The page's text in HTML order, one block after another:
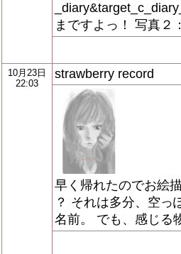
まですよっ！ 写真２
10月23日
22:03
strawberry record
早く帰れたのでお絵
？ それは多分、空っ
名前。 でも、感じる